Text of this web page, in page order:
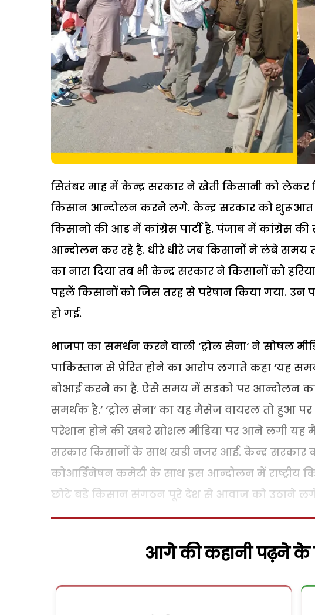
सितंबर माह में केन्द्र सरकार ने खेती किसानी को
किसान आन्दोलन करने लगे. केन्द्र सरकार को
किसानो की आड में कांग्रेस पार्टी है. पंजाब में कांग्रेस
आन्दोलन कर रहे है. धीरे धीरे जब किसानों ने लंबे समय
का नारा दिया तब भी केन्द्र सरकार ने किसानों को
पहलें किसानों को जिस तरह से परेषान किया गया.
हो गई.
भाजपा का समर्थन करने वाली ‘ट्रोल सेना‘ ने सोषल
पाकिस्तान से प्रेरित होने का आरोप लगाते कहा
बोआई करने का है. ऐसे समय में सडको पर आन्दोलन
समर्थक है.’ ‘ट्रोल सेना‘ का यह मैसेज वायरल तो हुआ
परेशान होने की खबरे सोशल मीडिया पर आने लगी यह
सरकार किसानों के साथ खडी नजर आई. केन्द्र सरकार
कोआर्डिनेषन कमेटी के साथ इस आन्दोलन में राष्ट्रीय
छोटे बडे किसान संगठन पूरे देश से आवाज को उठाने
आगे की कहानी पढ़ने के